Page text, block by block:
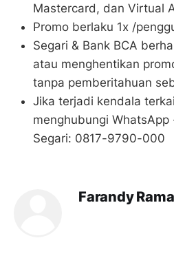
Mastercard, dan Virtual
Promo berlaku 1x /
Segari & Bank BCA
atau menghentikan
tanpa pemberitahuan
Jika terjadi kendala
menghubungi
Segari: 0817-9790-000
Farandy